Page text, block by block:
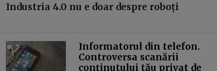
Industria 4.0 nu e doar despre roboți
Informatorul din telefon.
Controversa scanării
conținutului tău privat de